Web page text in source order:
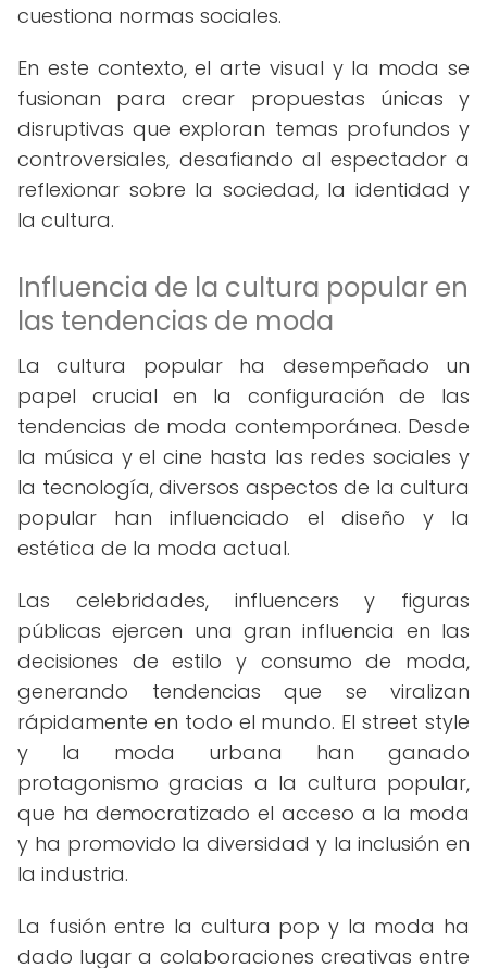
cuestiona normas sociales.
En este contexto, el arte visual y la moda se
fusionan para crear propuestas únicas y
disruptivas que exploran temas profundos y
controversiales, desafiando al espectador a
reflexionar sobre la sociedad, la identidad y
la cultura.
Influencia de la cultura popular en
las tendencias de moda
La cultura popular ha desempeñado un
papel crucial en la configuración de las
tendencias de moda contemporánea. Desde
la música y el cine hasta las redes sociales y
la tecnología, diversos aspectos de la cultura
popular han influenciado el diseño y la
estética de la moda actual.
Las celebridades, influencers y figuras
públicas ejercen una gran influencia en las
decisiones de estilo y consumo de moda,
generando tendencias que se viralizan
rápidamente en todo el mundo. El street style
y la moda urbana han ganado
protagonismo gracias a la cultura popular,
que ha democratizado el acceso a la moda
y ha promovido la diversidad y la inclusión en
la industria.
La fusión entre la cultura pop y la moda ha
dado lugar a colaboraciones creativas entre